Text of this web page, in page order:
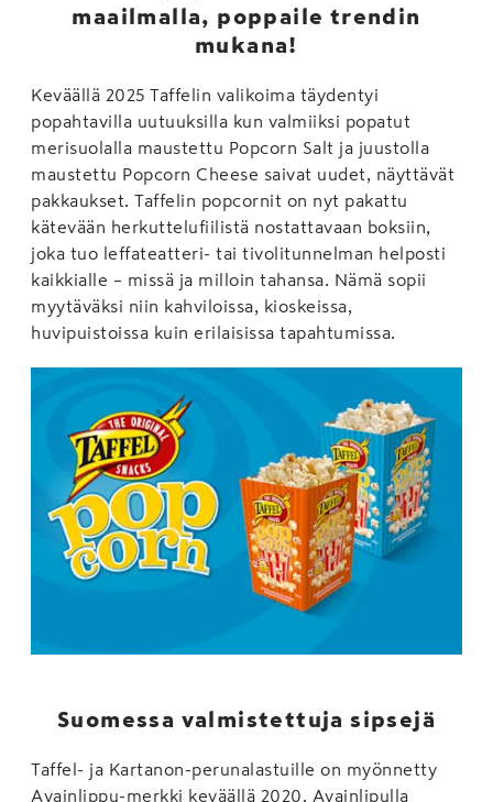
maailmalla, poppaile trendin
mukana!
Keväällä 2025 Taffelin valikoima täydentyi
popahtavilla uutuuksilla kun valmiiksi popatut
merisuolalla maustettu Popcorn Salt ja juustolla
maustettu Popcorn Cheese saivat uudet, näyttävät
pakkaukset. Taffelin popcornit on nyt pakattu
kätevään herkuttelufiilistä nostattavaan boksiin,
joka tuo leffateatteri- tai tivolitunnelman helposti
kaikkialle – missä ja milloin tahansa. Nämä sopii
myytäväksi niin kahviloissa, kioskeissa,
huvipuistoissa kuin erilaisissa tapahtumissa.
Suomessa valmistettuja sipsejä
Taffel- ja Kartanon-perunalastuille on myönnetty
Avainlippu-merkki keväällä 2020. Avainlipulla